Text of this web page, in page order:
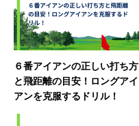
６番アイアンの正しい打ち方
と飛距離の目安！ロングアイ
アンを克服するドリル！